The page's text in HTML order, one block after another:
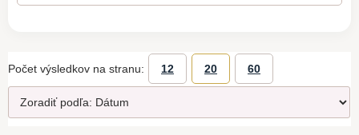
Počet výsledkov na stranu: 12 20 60